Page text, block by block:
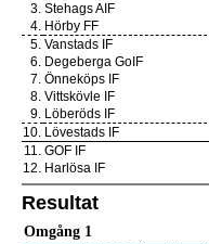
3. Stehags AIF
4. Hörby FF
5. Vanstads IF
6. Degeberga GoIF
7. Önneköps IF
8. Vittskövle IF
9. Löberöds IF
10. Lövestads IF
11. GOF IF
12. Harlösa IF
Resultat
Omgång 1